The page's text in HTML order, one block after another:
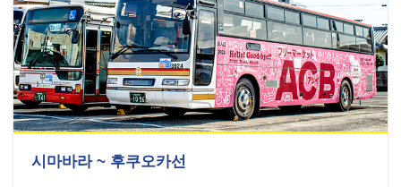
시마바라 ~ 후쿠오카선